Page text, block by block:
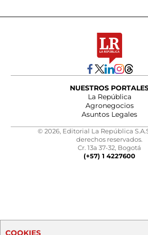
NUESTROS
La República
Agronegocios
Asuntos Legales
© 2026, Editorial La República
derechos reservados.
Cr. 13a 37-32, Bogotá
(+57) 1 4227600
COOKIES